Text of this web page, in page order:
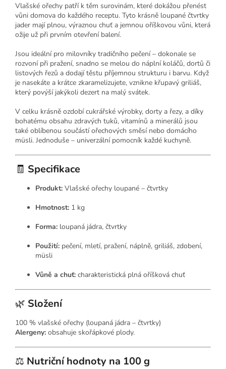
Vlašské ořechy patří k těm surovinám, které dokážou přenést
vůni domova do každého receptu. Tyto krásně loupané čtvrtky
jader mají plnou, výraznou chuť a jemnou oříškovou vůni, která
ožije už při prvním otevření balení.
Jsou ideální pro milovníky tradičního pečení – dokonale se
rozvoní při pražení, snadno se melou do náplní koláčů, dortů či
listových řezů a dodají těstu příjemnou strukturu i barvu. Když
je nasekáte a krátce zkaramelizujete, vznikne křupavý griliáš,
který povýší jakýkoli dezert na malý svátek.
V celku krásně ozdobí cukrářské výrobky, dorty a řezy, a díky
bohatému obsahu zdravých tuků, vitamínů a minerálů jsou
také oblíbenou součástí ořechových směsí nebo domácího
müsli. Jednoduše – univerzální pomocník každé kuchyně.
🧾 Specifikace
Produkt: Vlašské ořechy loupané – čtvrtky
Hmotnost: 1 kg
Forma: loupaná jádra, čtvrtky
Použití: pečení, mletí, pražení, náplně, griliáš, zdobení,
müsli
Vůně a chuť: charakteristická plná oříšková chuť
🌿 Složení
100 % vlašské ořechy (loupaná jádra – čtvrtky)
Alergeny: obsahuje skořápkové plody.
⚖️ Nutriční hodnoty na 100 g